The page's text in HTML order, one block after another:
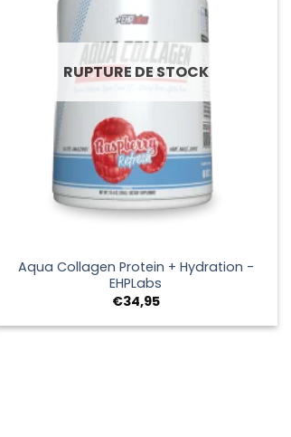
RUPTURE DE STOCK
Aqua Collagen Protein + Hydration -
EHPLabs
€34,95